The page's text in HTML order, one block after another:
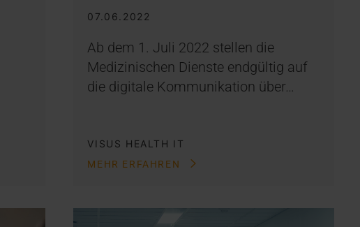
07.06.2022
Ab dem 1. Juli 2022 stellen die
Medizinischen Dienste endgültig auf
die digitale Kommunikation über…
VISUS HEALTH IT
MEHR ERFAHREN